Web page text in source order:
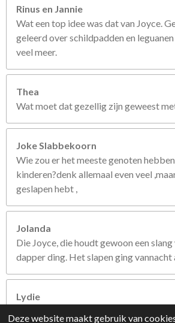
Deze website maakt gebruik van
Rinus en Jannie
Wat een top idee was dat van Joyce.
geleerd over schildpadden en
veel meer.
Thea
Wat moet dat gezellig zijn geweest
Joke Slabbekoorn
Wie zou er het meeste genoten
kinderen?denk allemaal even veel
geslapen hebt ,
Jolanda
Die Joyce, die houdt gewoon een slang
dapper ding. Het slapen ging vannacht
Lydie